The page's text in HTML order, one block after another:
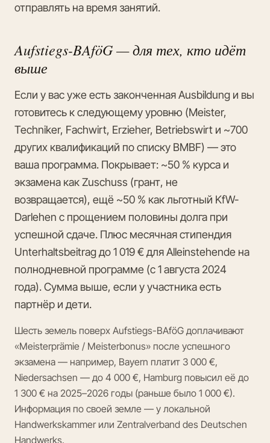
отправлять на время занятий.
Aufstiegs-BAföG — для тех, кто идёт
выше
Если у вас уже есть законченная Ausbildung и вы
готовитесь к следующему уровню (Meister,
Techniker, Fachwirt, Erzieher, Betriebswirt и ~700
других квалификаций по списку BMBF) — это
ваша программа. Покрывает: ~50 % курса и
экзамена как Zuschuss (грант, не
возвращается), ещё ~50 % как льготный KfW-
Darlehen с прощением половины долга при
успешной сдаче. Плюс месячная стипендия
Unterhaltsbeitrag до 1 019 € для Alleinstehende на
полнодневной программе (с 1 августа 2024
года). Сумма выше, если у участника есть
партнёр и дети.
Шесть земель поверх Aufstiegs-BAföG доплачивают
«Meisterprämie / Meisterbonus» после успешного
экзамена — например, Bayern платит 3 000 €,
Niedersachsen — до 4 000 €, Hamburg повысил её до
1 300 € на 2025–2026 годы (раньше было 1 000 €).
Информация по своей земле — у локальной
Handwerkskammer или Zentralverband des Deutschen
Handwerks.